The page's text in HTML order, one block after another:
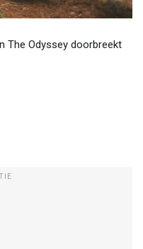
The Odyssey doorbreekt